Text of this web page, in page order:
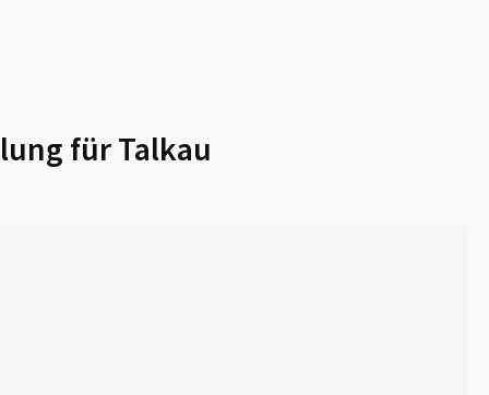
fürTalkau